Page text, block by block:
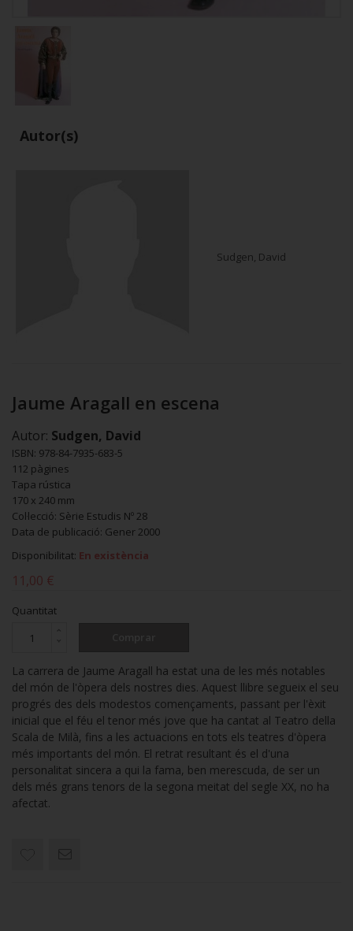
Autor(s)
Sudgen, David
Jaume Aragall en escena
Autor: Sudgen, David
ISBN: 978-84-7935-683-5
112 pàgines
Tapa rústica
170 x 240 mm
Col·lecció: Sèrie Estudis Nº 28
Data de publicació: Gener 2000
Disponibilitat: En existència
11,00 €
Quantitat
La carrera de Jaume Aragall ha estat una de les més notables
del món de l'òpera dels nostres dies. Aquest llibre segueix el seu
progrés des dels modestos començaments, passant per l'èxit
inicial que el féu el tenor més jove que ha cantat al Teatro della
Scala de Milà, fins a les actuacions en tots els teatres d'òpera
més importants del món. El retrat resultant és el d'una
personalitat sincera a qui la fama, ben merescuda, de ser un
dels més grans tenors de la segona meitat del segle XX, no ha
afectat.